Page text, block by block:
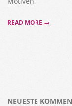
READ MORE →
NEUESTE